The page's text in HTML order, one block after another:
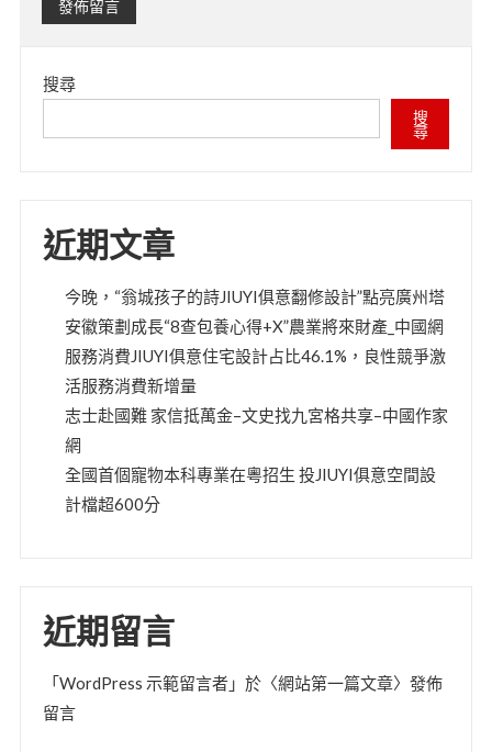
搜尋
搜
尋
近期文章
今晚，“翁城孩子的詩JIUYI俱意翻修設計”點亮廣州塔
安徽策劃成長“8查包養心得+X”農業將來財產_中國網
服務消費JIUYI俱意住宅設計占比46.1%，良性競爭激
活服務消費新增量
志士赴國難 家信抵萬金–文史找九宮格共享–中國作家
網
全國首個寵物本科專業在粵招生 投JIUYI俱意空間設
計檔超600分
近期留言
「WordPress 示範留言者」於〈網站第一篇文章〉發佈
留言